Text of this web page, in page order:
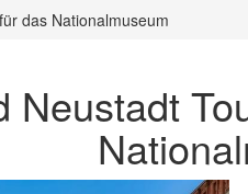
das Nationalmuseum
Neustadt